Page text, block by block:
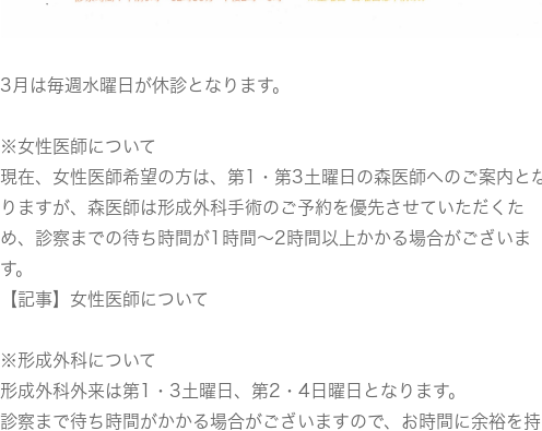
3月は毎週水曜日が休診となります。
※女性医師について
現在、女性医師希望の方は、第1・第3土曜日の森医師へのご案内と
りますが、森医師は形成外科手術のご予約を優先させていただくた
め、診察までの待ち時間が1時間～2時間以上かかる場合がございま
す。
【記事】女性医師について
※形成外科について
形成外科外来は第1・3土曜日、第2・4日曜日となります。
診察まで待ち時間がかかる場合がございますので、お時間に余裕を持